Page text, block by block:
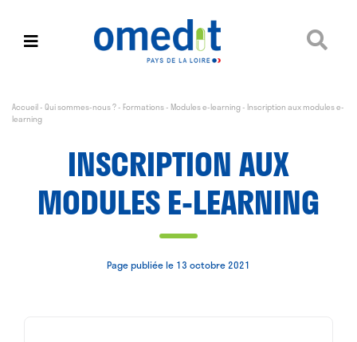
Accueil-Qui sommes-nous ?- Formations- Modules e-learning- Inscription aux modules e-
learning
INSCRIPTION AUX
MODULES E-LEARNING
Page publiée le 13 octobre 2021